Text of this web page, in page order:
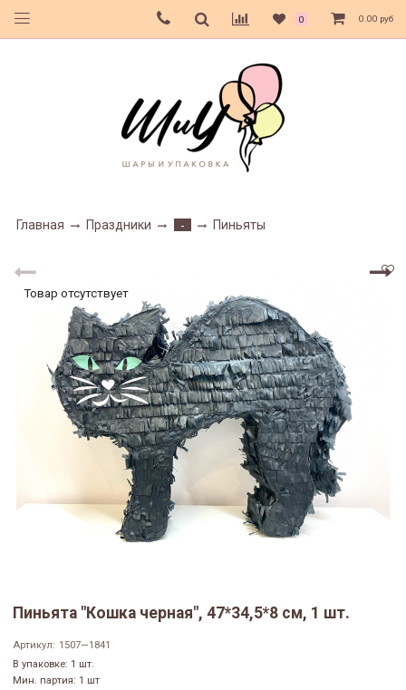
0 0.00 руб
Главная Праздники - Пиньяты
Товар отсутствует
Пиньята "Кошка черная", 47*34,5*8 см, 1 шт.
Артикул: 1507—1841
В упаковке: 1 шт.
Мин. партия: 1 шт